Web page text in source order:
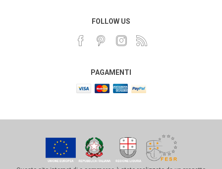
FOLLOW US
PAGAMENTI